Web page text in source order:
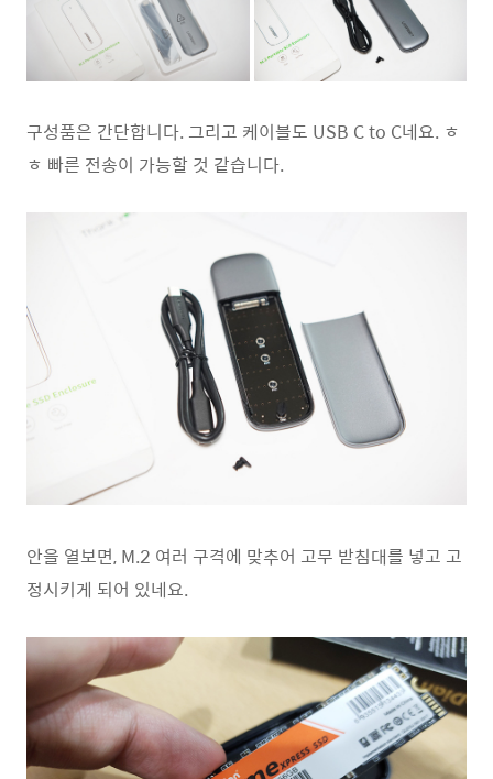
구성품은 간단합니다. 그리고 케이블도 USB C to C네요. ㅎ
ㅎ 빠른 전송이 가능할 것 같습니다.
안을 열보면, M.2 여러 구격에 맞추어 고무 받침대를 넣고 고
정시키게 되어 있네요.